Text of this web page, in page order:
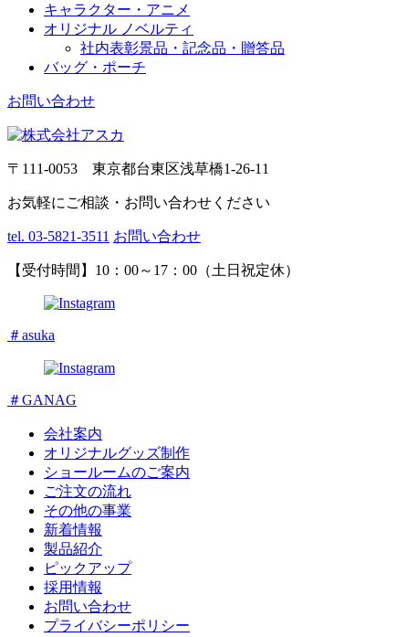
キャラクター・アニメ
オリジナル ノベルティ
社内表彰景品・記念品・贈答品
バッグ・ポーチ
お問い合わせ
〒111-0053 東京都台東区浅草橋1-26-11
お気軽にご相談・お問い合わせください
tel. 03-5821-3511 お問い合わせ
【受付時間】10：00～17：00（土日祝定休）
＃asuka
＃GANAG
会社案内
オリジナルグッズ制作
ショールームのご案内
ご注文の流れ
その他の事業
新着情報
製品紹介
ピックアップ
採用情報
お問い合わせ
プライバシーポリシー